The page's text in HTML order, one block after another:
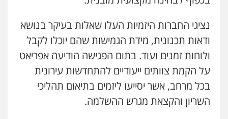
נציגי החברות היזמיות העלו שאלות בעיקר בנושא
ודאות תכנונית, מידת הגמישות שהם יוכלו לקבל
ולוחות זמנים ועוד. בתום הפגישה הודיעה אפריאט
על הקמת צוותים ייעודיים להתחדשות עירונית
בכל מרחב, אשר יסייעו ליזמים בתיאום תהליכי
השריון והקצאת מגרש ההשלמה.
עו"ד יאיר בן סימון
פלילי תעבורה אזרחי נזיקין ביטוח
0505719060
חנא בולוס – משרד עורכי דין
0546661544